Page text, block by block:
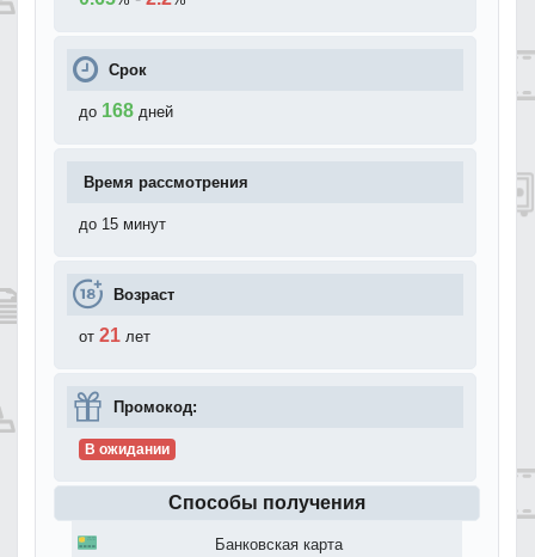
Срок
до 168 дней
Время рассмотрения
до 15 минут
Возраст
от 21 лет
Промокод:
В ожидании
Способы получения
Банковская карта